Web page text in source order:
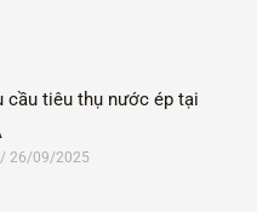
cầu tiêu thụ nước ép tại
26/09/2025